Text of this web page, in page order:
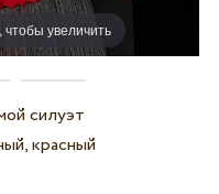
увеличить
силуэт
красный